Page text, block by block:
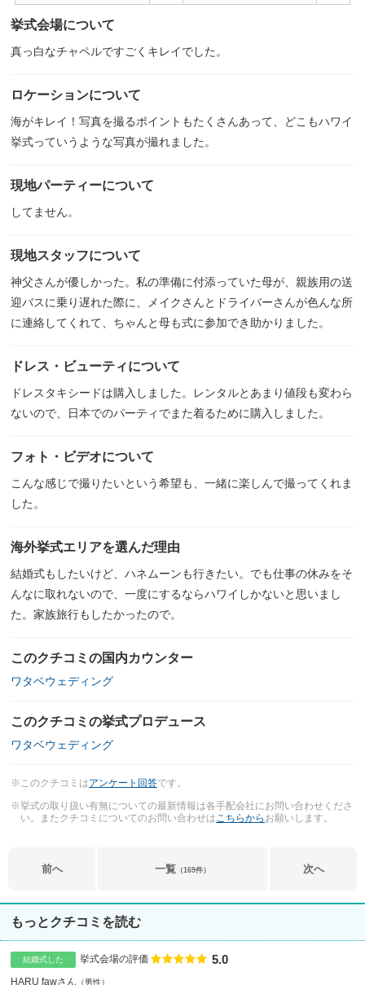
挙式会場について
真っ白なチャペルですごくキレイでした。
ロケーションについて
海がキレイ！写真を撮るポイントもたくさんあって、どこもハワイ
挙式っていうような写真が撮れました。
現地パーティーについて
してません。
現地スタッフについて
神父さんが優しかった。私の準備に付添っていた母が、親族用の送
迎バスに乗り遅れた際に、メイクさんとドライバーさんが色んな所
に連絡してくれて、ちゃんと母も式に参加でき助かりました。
ドレス・ビューティについて
ドレスタキシードは購入しました。レンタルとあまり値段も変わら
ないので、日本でのパーティでまた着るために購入しました。
フォト・ビデオについて
こんな感じで撮りたいという希望も、一緒に楽しんで撮ってくれま
した。
海外挙式エリアを選んだ理由
結婚式もしたいけど、ハネムーンも行きたい。でも仕事の休みをそ
んなに取れないので、一度にするならハワイしかないと思いまし
た。家族旅行もしたかったので。
このクチコミの国内カウンター
ワタベウェディング
このクチコミの挙式プロデュース
ワタベウェディング
※このクチコミはアンケート回答です。
※挙式の取り扱い有無についての最新情報は各手配会社にお問い合わせくださ
い。またクチコミについてのお問い合わせはこちらから お願いします。
前へ 一覧 （169件） 次へ
もっとクチコミを読む
結婚式した 挙式会場の評価 点数
5.0
HARU fawさん 男性